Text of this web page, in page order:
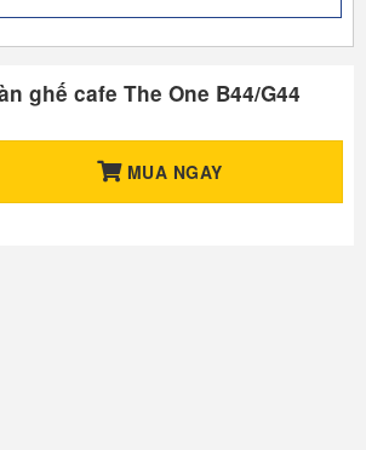
ghế cafe The One B44/G44
MUA NGAY